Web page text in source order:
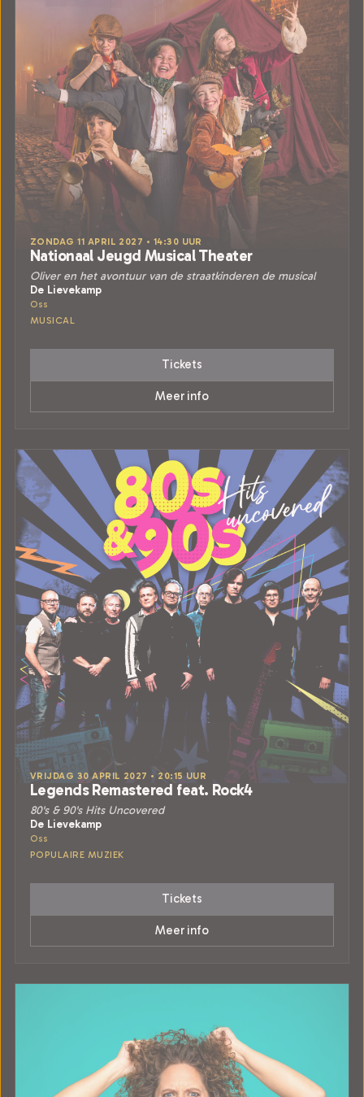
ZONDAG 11 APRIL 2027 • 14:30 UUR
Nationaal Jeugd Musical Theater
Oliver en het avontuur van de straatkinderen de musical
De Lievekamp
Oss
MUSICAL
Tickets
Meer info
VRIJDAG 30 APRIL 2027 • 20:15 UUR
Legends Remastered feat. Rock4
80's & 90's Hits Uncovered
De Lievekamp
Oss
POPULAIRE MUZIEK
Tickets
Meer info